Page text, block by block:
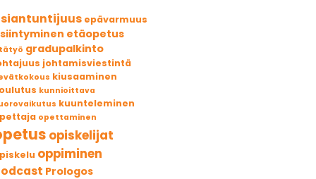
epävarmuus
etäopetus
gradupalkinto
johtamisviestintä
kiusaaminen
kunnioittava
kuunteleminen
opettaminen
opiskelijat
oppiminen
Prologos